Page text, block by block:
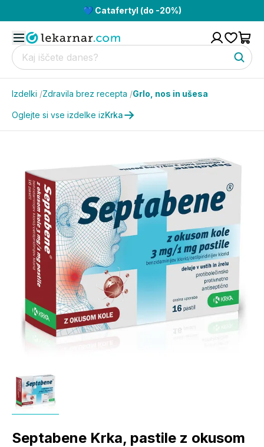
💙 Catafertyl (do -20%)
Izdelki /Zdravila brez recepta /Grlo, nos in ušesa
Oglejte si vse izdelke izKrka
Septabene Krka, pastile z okusom